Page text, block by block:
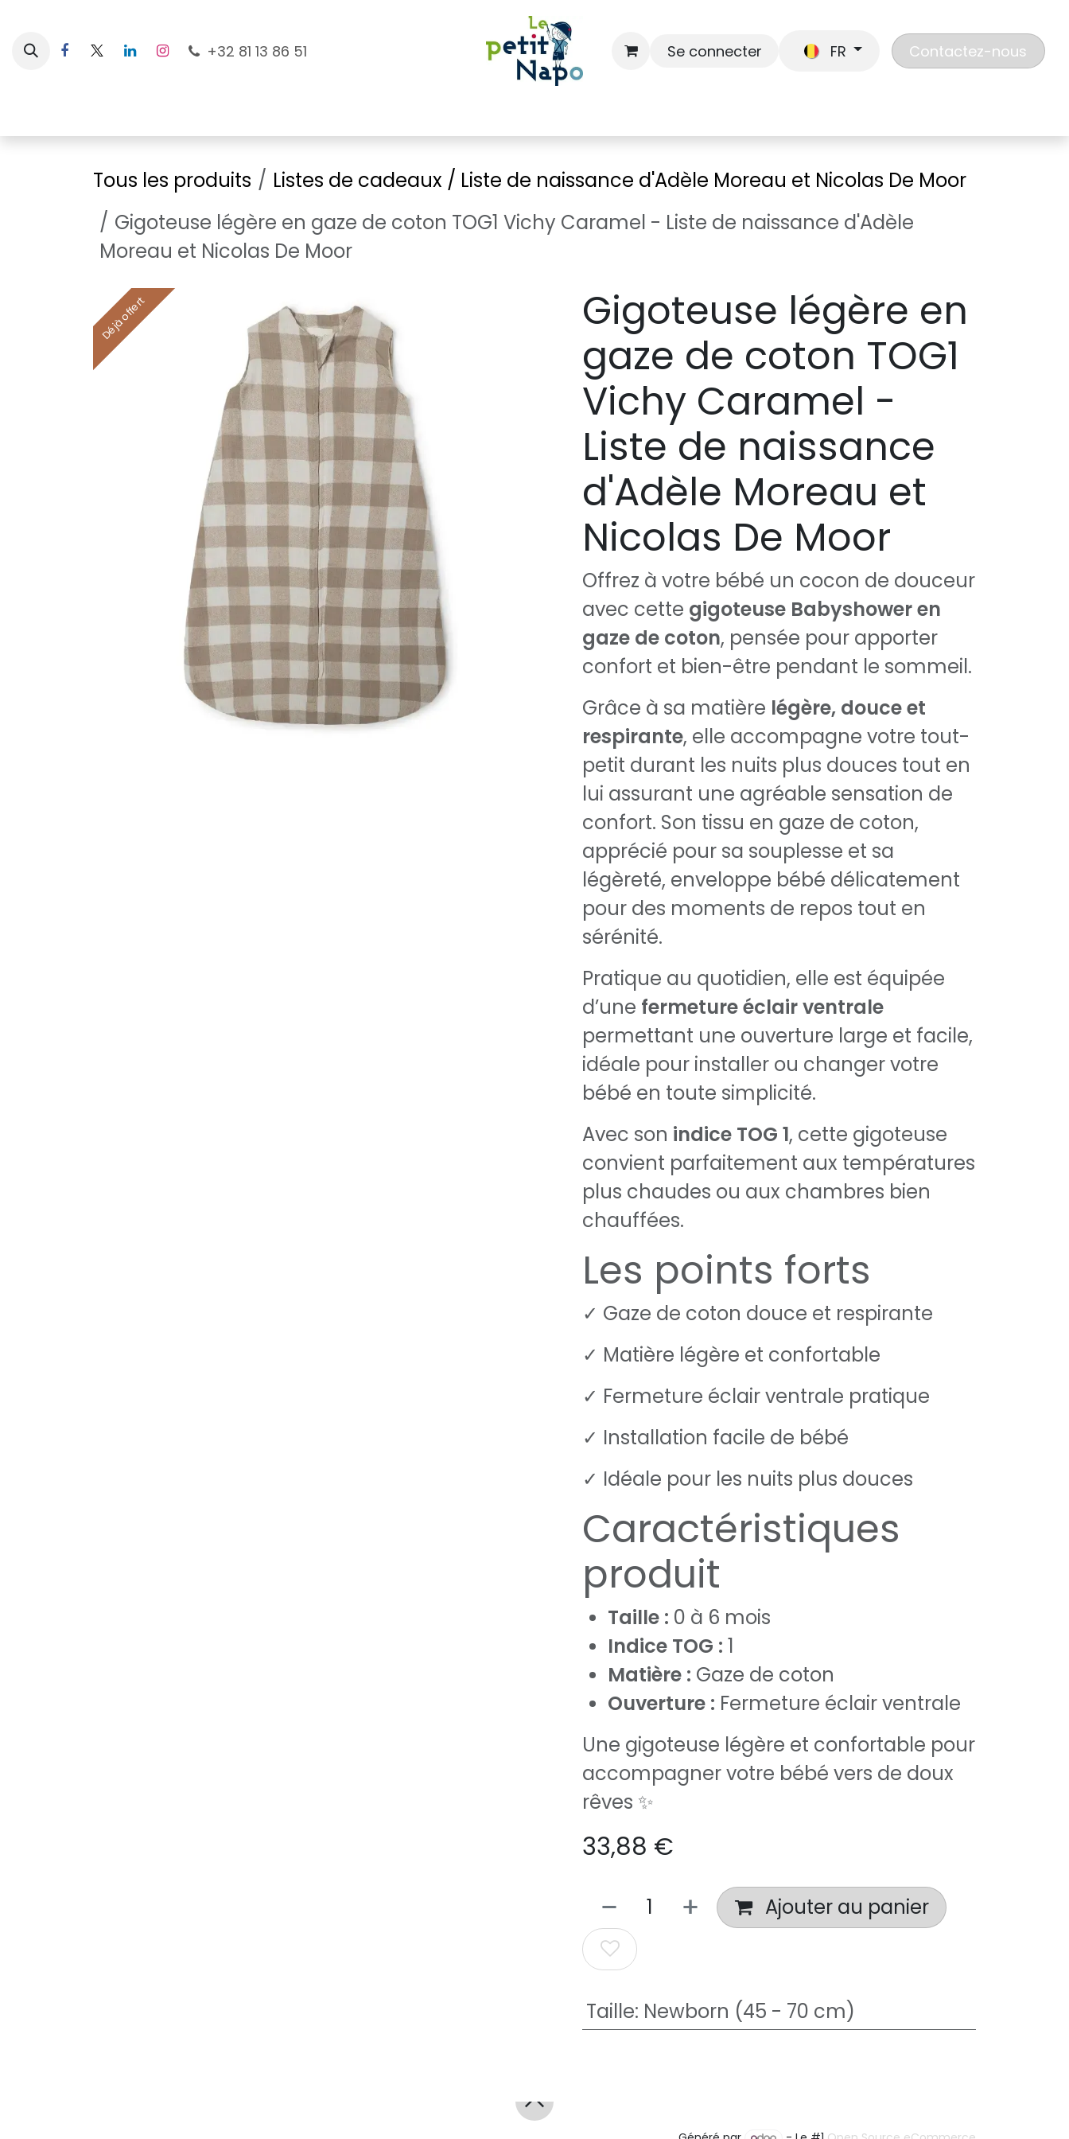
+32 81 13 86 51 Se connecter FR Contactez-nous
Tous les produits
Listes de cadeaux / Liste de naissance d'Adèle Moreau et Nicolas De Moor
Gigoteuse légère en gaze de coton TOG1 Vichy Caramel - Liste de naissance d'Adèle
Moreau et Nicolas De Moor
Déjà offert
Gigoteuse légère en
gaze de coton TOG1
Vichy Caramel -
Liste de naissance
d'Adèle Moreau et
Nicolas De Moor
Offrez à votre bébé un cocon de douceur
avec cette gigoteuse Babyshower en
gaze de coton, pensée pour apporter
confort et bien-être pendant le sommeil.
Grâce à sa matière légère, douce et
respirante, elle accompagne votre tout-
petit durant les nuits plus douces tout en
lui assurant une agréable sensation de
confort. Son tissu en gaze de coton,
apprécié pour sa souplesse et sa
légèreté, enveloppe bébé délicatement
pour des moments de repos tout en
sérénité.
Pratique au quotidien, elle est équipée
d’une fermeture éclair ventrale
permettant une ouverture large et facile,
idéale pour installer ou changer votre
bébé en toute simplicité.
Avec son indice TOG 1, cette gigoteuse
convient parfaitement aux températures
plus chaudes ou aux chambres bien
chauffées.
Les points forts
✓ Gaze de coton douce et respirante
✓ Matière légère et confortable
✓ Fermeture éclair ventrale pratique
✓ Installation facile de bébé
✓ Idéale pour les nuits plus douces
Caractéristiques
produit
Taille : 0 à 6 mois
Indice TOG : 1
Matière : Gaze de coton
Ouverture : Fermeture éclair ventrale
Une gigoteuse légère et confortable pour
accompagner votre bébé vers de doux
rêves ✨
33,88 €
Ajouter au panier
Taille: Newborn (45 - 70 cm)